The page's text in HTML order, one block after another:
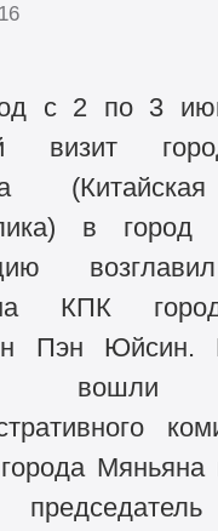
с 2 по 3
визит
в город
КПК
Пэн Юйсин.
вошли
Мяньяна